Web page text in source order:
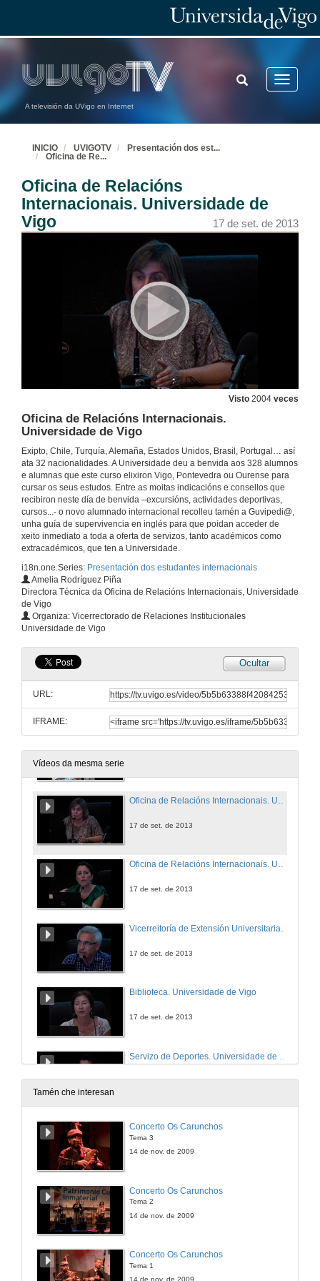
A televisión da UVigo en Internet
Toggle
TOGGLE
SEARCH
INICIO UVIGOTV Presentación dos est...
Oficina de Re...
Oficina de Relacións
Internacionais. Universidade de
Vigo
17 de set. de 2013
Visto 2004 veces
Oficina de Relacións Internacionais.
Universidade de Vigo
Exipto, Chile, Turquía, Alemaña, Estados Unidos, Brasil, Portugal… así
ata 32 nacionalidades. A Universidade deu a benvida aos 328 alumnos
e alumnas que este curso elixiron Vigo, Pontevedra ou Ourense para
cursar os seus estudos. Entre as moitas indicacións e consellos que
recibiron neste día de benvida –excursións, actividades deportivas,
cursos...- o novo alumnado internacional recolleu tamén a Guvipedi@,
unha guía de supervivencia en inglés para que poidan acceder de
xeito inmediato a toda a oferta de servizos, tanto académicos como
extracadémicos, que ten a Universidade.
i18n.one.Series: Presentación dos estudantes internacionais
Amelia Rodríguez Piña
Directora Técnica da Oficina de Relacións Internacionais, Universidade
de Vigo
Organiza: Vicerrectorado de Relaciones Institucionales
Universidade de Vigo
Ocultar
URL:
IFRAME:
Vídeos da mesma serie
Vicerreitoría de Extensión Universitaria. Universidade de Vigo
17 de set. de 2013
Oficina de Relacións Internacionais. Universidade de Vigo
17 de set. de 2013
17 de set. de 2013
Biblioteca. Universidade de Vigo
17 de set. de 2013
17 de set. de 2013
Tamén che interesan
Concerto Os Carunchos
Tema 3
14 de nov. de 2009
Concerto Os Carunchos
Tema 2
14 de nov. de 2009
Concerto Os Carunchos
Tema 1
14 de nov. de 2009